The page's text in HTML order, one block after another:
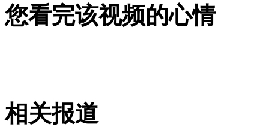
公务员面试弃考将被记入诚信档案
女孩北京地铁殴打老人 痛下狠手拳打脚踢
您看完该视频的心情
相关报道